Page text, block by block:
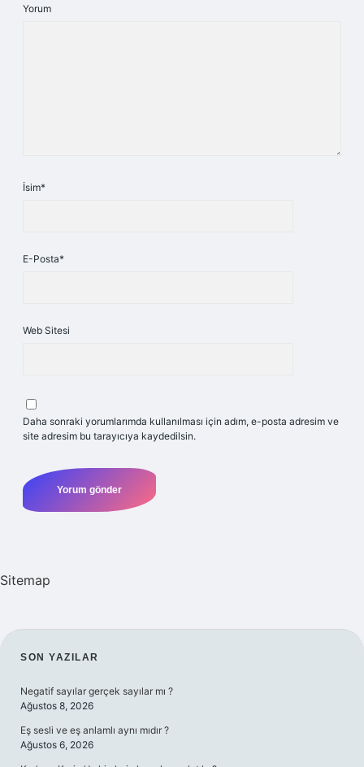
Yorum
İsim*
E-Posta*
Web Sitesi
Daha sonraki yorumlarımda kullanılması için adım, e-posta adresim ve
site adresim bu tarayıcıya kaydedilsin.
Sitemap
SIDEBAR
SON YAZILAR
Negatif sayılar gerçek sayılar mı ?
Ağustos 8, 2026
Eş sesli ve eş anlamlı aynı mıdır ?
Ağustos 6, 2026